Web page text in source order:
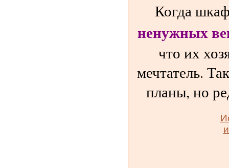
Когда
ненужных
что их
мечтатель.
планы, но